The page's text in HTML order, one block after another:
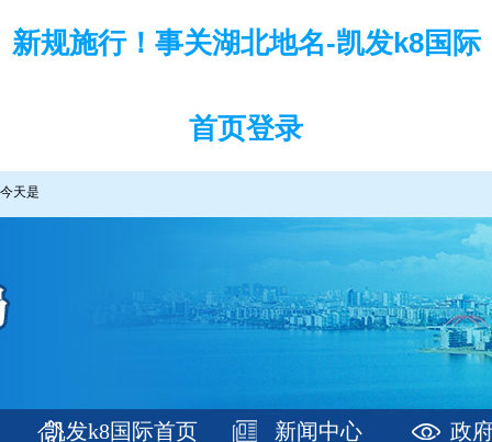
新规施行！事关湖北地名-凯发k8国际
首页登录
今天是
凯发k8国际首页 新闻中心 政